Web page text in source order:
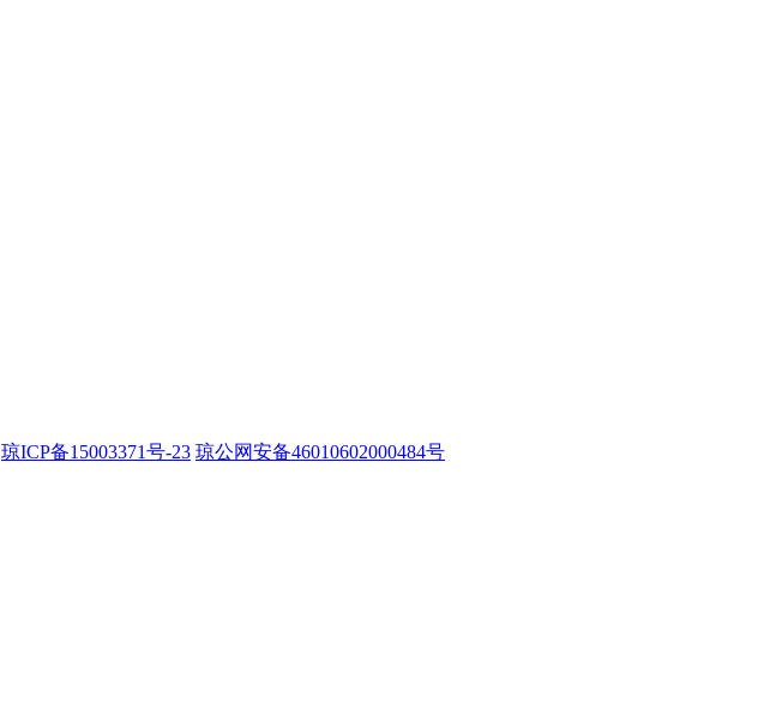
琼ICP备15003371号-23 琼公网安备46010602000484号